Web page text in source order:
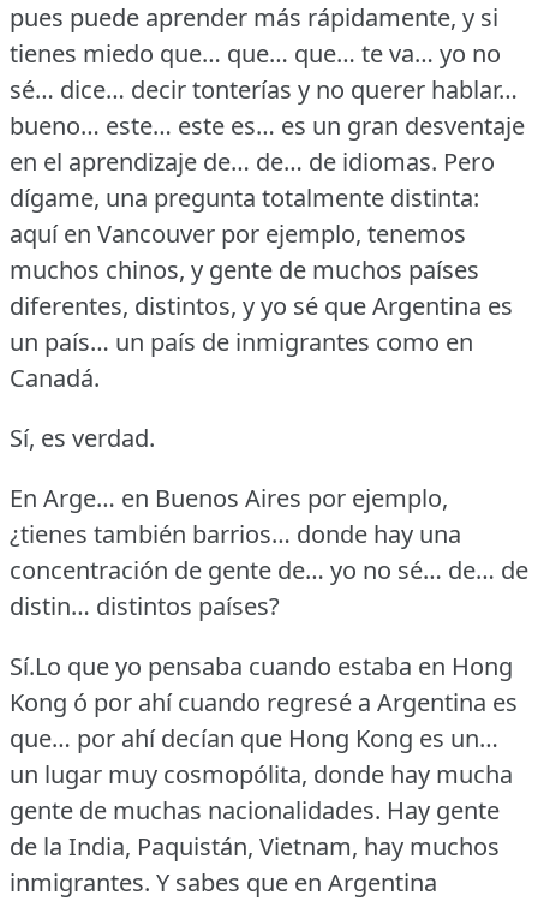
pues puede aprender más rápidamente, y si
tienes miedo que… que… que… te va… yo no
sé… dice… decir tonterías y no querer hablar…
bueno… este… este es… es un gran desventaje
en el aprendizaje de… de… de idiomas. Pero
dígame, una pregunta totalmente distinta:
aquí en Vancouver por ejemplo, tenemos
muchos chinos, y gente de muchos países
diferentes, distintos, y yo sé que Argentina es
un país… un país de inmigrantes como en
Canadá.
Sí, es verdad.
En Arge… en Buenos Aires por ejemplo,
¿tienes también barrios… donde hay una
concentración de gente de… yo no sé… de… de
distin… distintos países?
Sí.Lo que yo pensaba cuando estaba en Hong
Kong ó por ahí cuando regresé a Argentina es
que… por ahí decían que Hong Kong es un…
un lugar muy cosmopólita, donde hay mucha
gente de muchas nacionalidades. Hay gente
de la India, Paquistán, Vietnam, hay muchos
inmigrantes. Y sabes que en Argentina